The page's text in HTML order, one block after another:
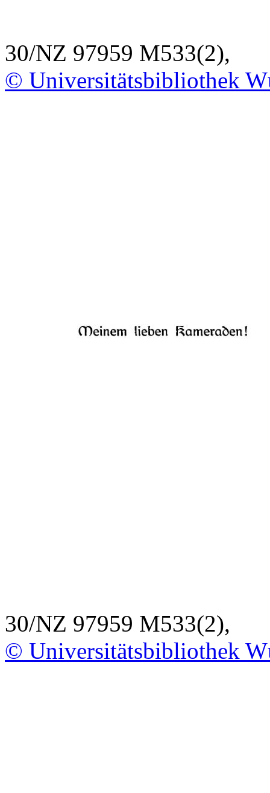
30/NZ 97959 M533(2),
© Universitätsbibliothek
30/NZ 97959 M533(2),
© Universitätsbibliothek